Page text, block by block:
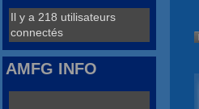
Il y a 218 utilisateurs
connectés
AMFG INFO